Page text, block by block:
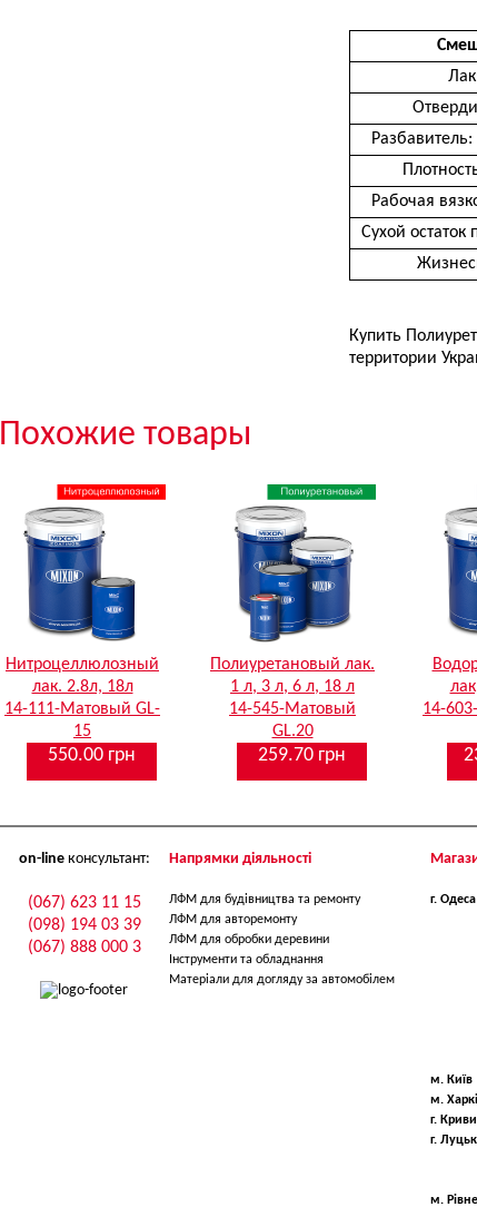
Рабочая
Сухой
Купить
территории
Похожие товары
Нитроцеллюлозный
лак. 2.8л, 18л
14-111-Матовый GL-
15
550.00 грн
Полиуретановый лак.
1 л, 3 л, 6 л, 18 л
14-545-Матовый
GL.20
259.70 грн
14-
on-lineконсультант:
(067) 623 11 15
(098) 194 03 39
(067) 888 000 3
Напрямки діяльності
ЛФМ для будівництва та ремонту
ЛФМ для авторемонту
ЛФМ для обробки деревини
Інструменти та обладнання
Матеріали для догляду за автомобілем
г. Одеса
м. Київ
м.
г.
г. Луцьк
м. Рівне